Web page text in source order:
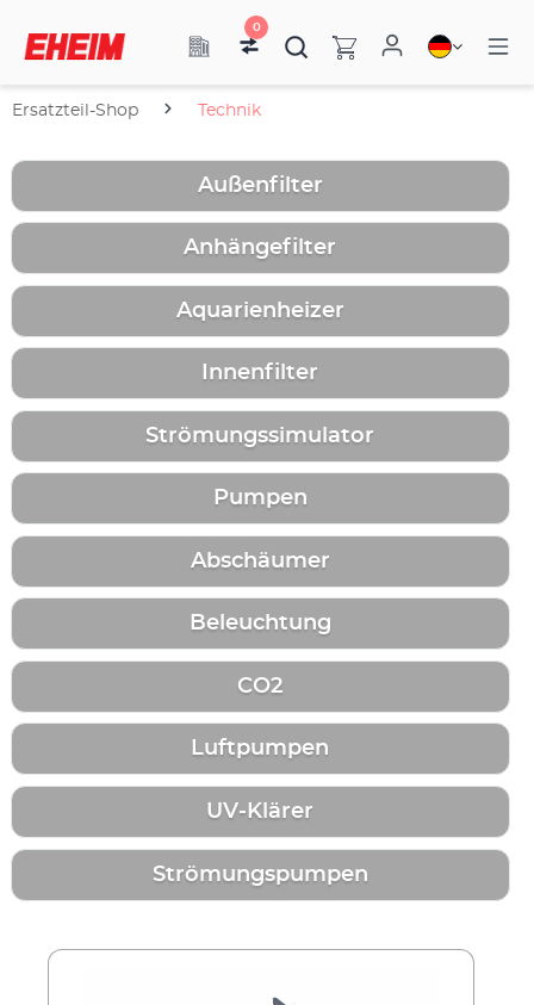
0
Ersatzteil-Shop Technik
Außenfilter
Anhängefilter
Aquarienheizer
Innenfilter
Strömungssimulator
Pumpen
Abschäumer
Beleuchtung
CO2
Luftpumpen
UV-Klärer
Strömungspumpen